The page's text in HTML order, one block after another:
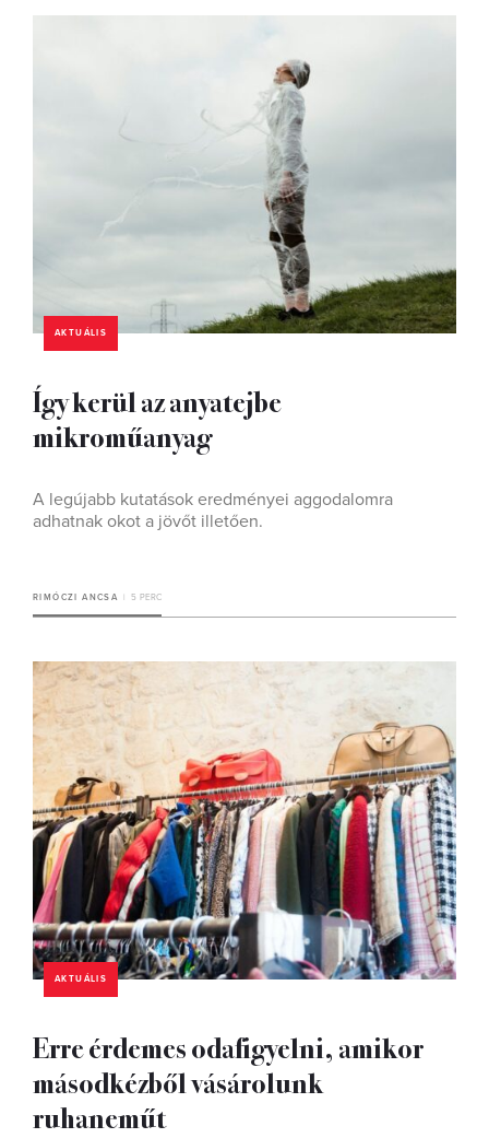
AKTUÁLIS
Így kerül az anyatejbe
mikroműanyag
A legújabb kutatások eredményei aggodalomra
adhatnak okot a jövőt illetően.
RIMÓCZI ANCSA 5 PERC
AKTUÁLIS
Erre érdemes odafigyelni, amikor
másodkézből vásárolunk
ruhaneműt